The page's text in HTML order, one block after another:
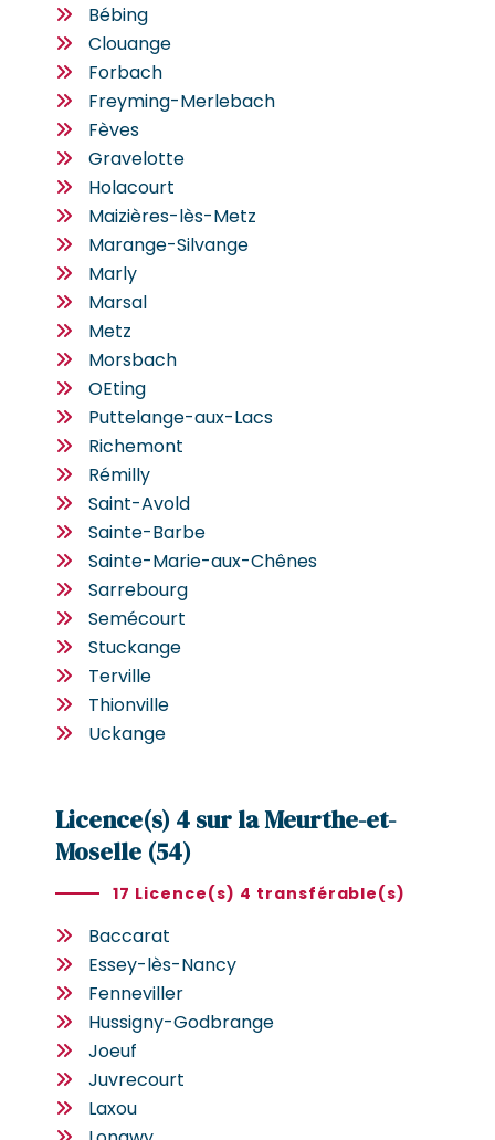
Bébing
Clouange
Forbach
Freyming-Merlebach
Fèves
Gravelotte
Holacourt
Maizières-lès-Metz
Marange-Silvange
Marly
Marsal
Metz
Morsbach
OEting
Puttelange-aux-Lacs
Richemont
Rémilly
Saint-Avold
Sainte-Barbe
Sainte-Marie-aux-Chênes
Sarrebourg
Semécourt
Stuckange
Terville
Thionville
Uckange
Licence(s) 4 sur la Meurthe-et-
Moselle (54)
17 Licence(s) 4 transférable(s)
Baccarat
Essey-lès-Nancy
Fenneviller
Hussigny-Godbrange
Joeuf
Juvrecourt
Laxou